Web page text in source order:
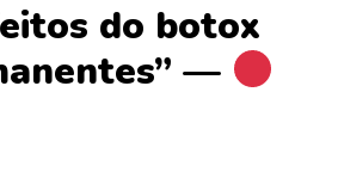
do botox
—